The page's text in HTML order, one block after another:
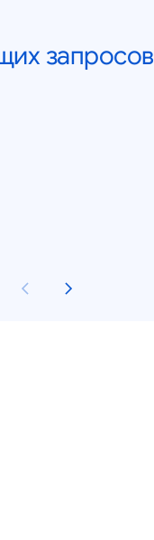
запросов